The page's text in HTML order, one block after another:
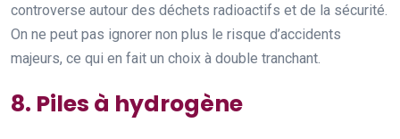
controverse autour des déchets radioactifs et de la sécurité.
On ne peut pas ignorer non plus le risque d’accidents
majeurs, ce qui en fait un choix à double tranchant.
8. Piles à hydrogène